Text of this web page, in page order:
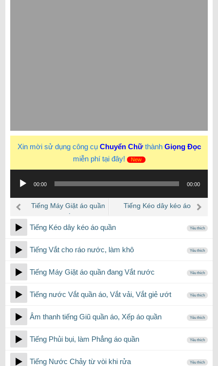
Xin mời sử dụng công cụ Chuyển Chữthành Giọng Đọc
miễn phí tại đây!
New
phát
âm
thanh
00:00 00:00
Tiếng Máy Giặt áo quần
Tiếng Kéo dây kéo áo
Tiếng Kéo dây kéo áo quần Yêu thích
Tiếng Vắt cho ráo nước, làm khô Yêu thích
Tiếng Máy Giặt áo quần đang Vắt nước Yêu thích
Tiếng nước Vắt quần áo, Vắt vải, Vắt giẻ ướt Yêu thích
Âm thanh tiếng Giũ quần áo, Xếp áo quần Yêu thích
Tiếng Phủi bụi, làm Phẳng áo quần Yêu thích
Tiếng Nước Chảy từ vòi khi rửa Yêu thích